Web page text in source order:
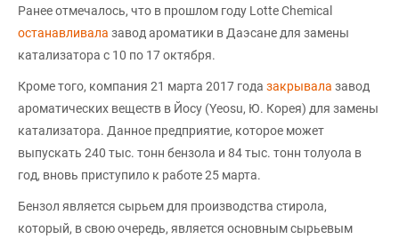
Ранее отмечалось, что в прошлом году Lotte Chemical
останавливала завод ароматики в Даэсане для замены
катализатора с 10 по 17 октября.
Кроме того, компания 21 марта 2017 года закрывала завод
ароматических веществ в Йосу (Yeosu, Ю. Корея) для замены
катализатора. Данное предприятие, которое может
выпускать 240 тыс. тонн бензола и 84 тыс. тонн толуола в
год, вновь приступило к работе 25 марта.
Бензол является сырьем для производства стирола,
который, в свою очередь, является основным сырьевым